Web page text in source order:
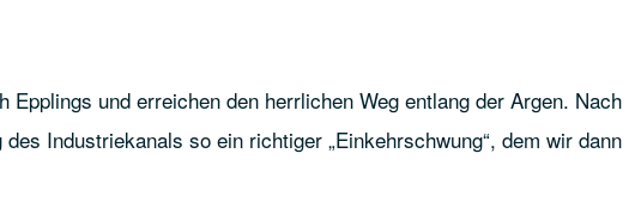
Epplings und erreichen den herrlichen Weg entlang der Argen. Nach
Industriekanals so ein richtiger „Einkehrschwung“, dem wir dann